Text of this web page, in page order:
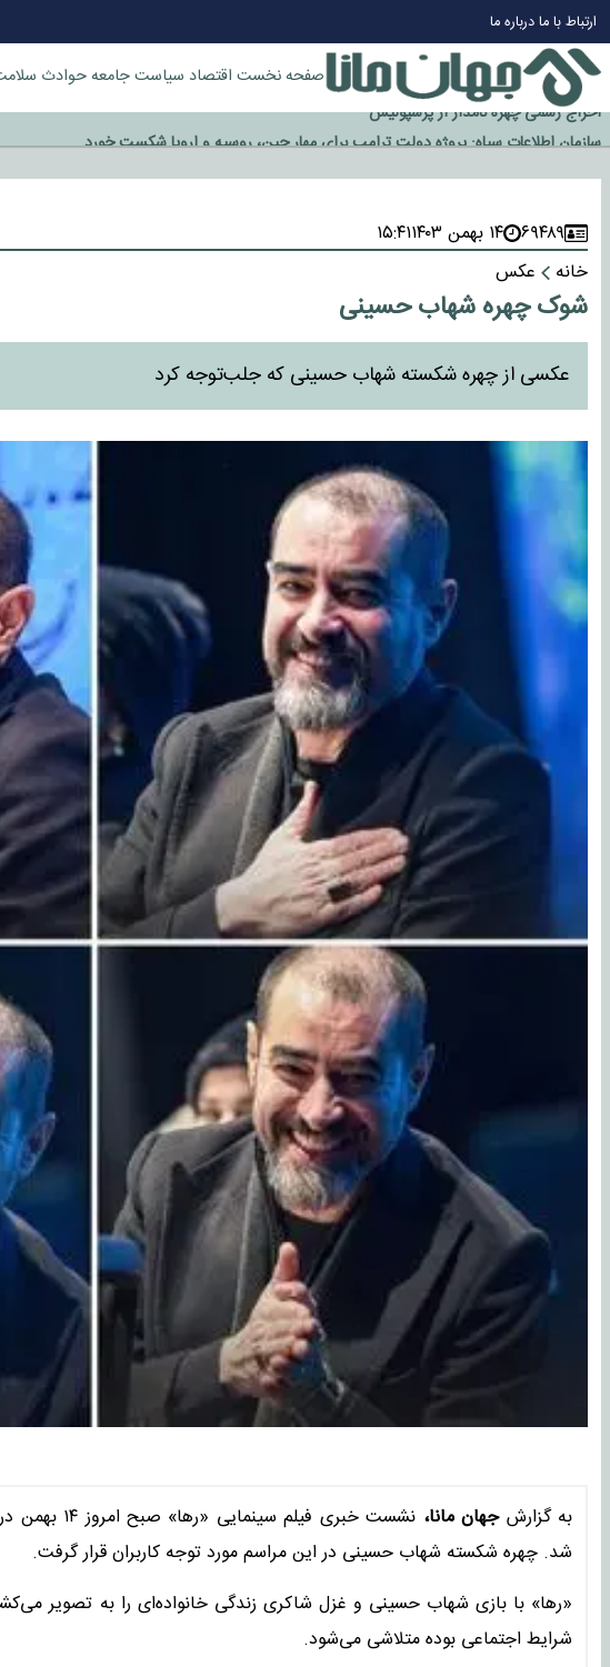
ارتباط با مادرباره ما
صفحه نخست اقتصاد سیاستجامعهحوادث
چرا طلا دوباره افزایشی شد؟
گزینه جدایی اوسمار روی میز مدیران پرسپولیس
آیا رئیس جمهور آمریکا قانون را دور می‌زند؟
اخراج رسمی چهره نامدار از پرسپولیس
سازمان اطلاعات سپاه: پروژه دولت ترامپ برای مهار چین، روسیه و اروپا شکست خورد
۶۹۴۸۹ ۱۴ بهمن ۱۴۰۳
۱۵:۴۱
خانه
عکس
شوک چهره شهاب حسینی
عکسی از چهره شکسته شهاب حسینی که جلب‌توجه کرد
به گزارشجهان مانا،
نشست خبری
شد. چهره شکسته شهاب حسینی در این مراسم مورد توجه کاربران قرار گرفت.
«رها» با بازی شهاب حسینی و غزل شاکری زندگی خانواده‌ای را به تصویر
شرایط اجتماعی بوده متلاشی می‌شود.